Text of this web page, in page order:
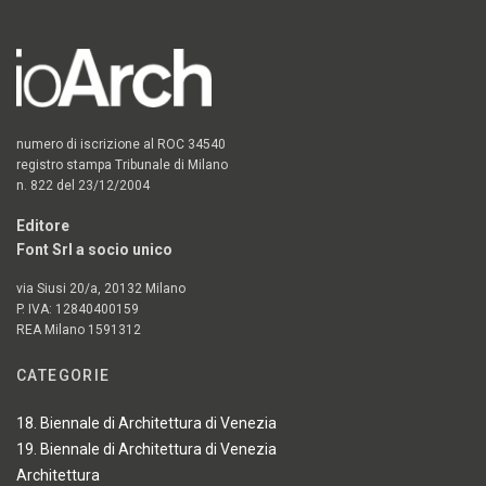
numero di iscrizione al ROC 34540
registro stampa Tribunale di Milano
n. 822 del 23/12/2004
Editore
Font Srl a socio unico
via Siusi 20/a, 20132 Milano
P. IVA: 12840400159
REA Milano 1591312
CATEGORIE
18. Biennale di Architettura di Venezia
19. Biennale di Architettura di Venezia
Architettura